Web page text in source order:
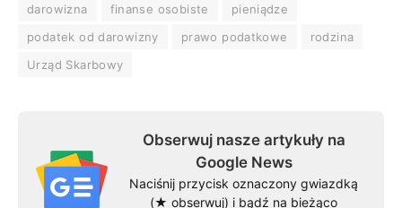
darowizna finanse osobiste
pieniądze
podatek od darowizny
prawo podatkowe
rodzina
Urząd Skarbowy
Obserwuj nasze artykuły na
Google News
Naciśnij przycisk oznaczony gwiazdką
(★ obserwuj) i bądź na bieżąco